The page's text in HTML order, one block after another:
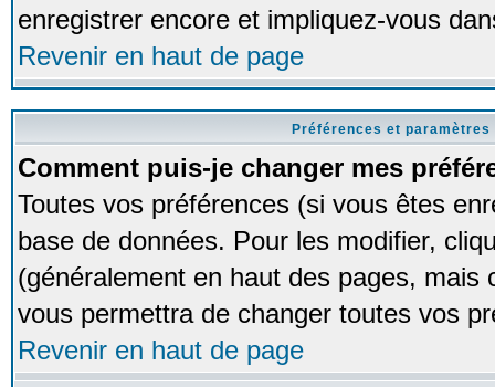
enregistrer encore et impliquez-vous
Revenir en haut de page
Préférences et
Comment puis-je changer mes
Toutes vos préférences (si vous êtes
base de données. Pour les modifier,
(généralement en haut des pages,
vous permettra de changer toutes vos
Revenir en haut de page